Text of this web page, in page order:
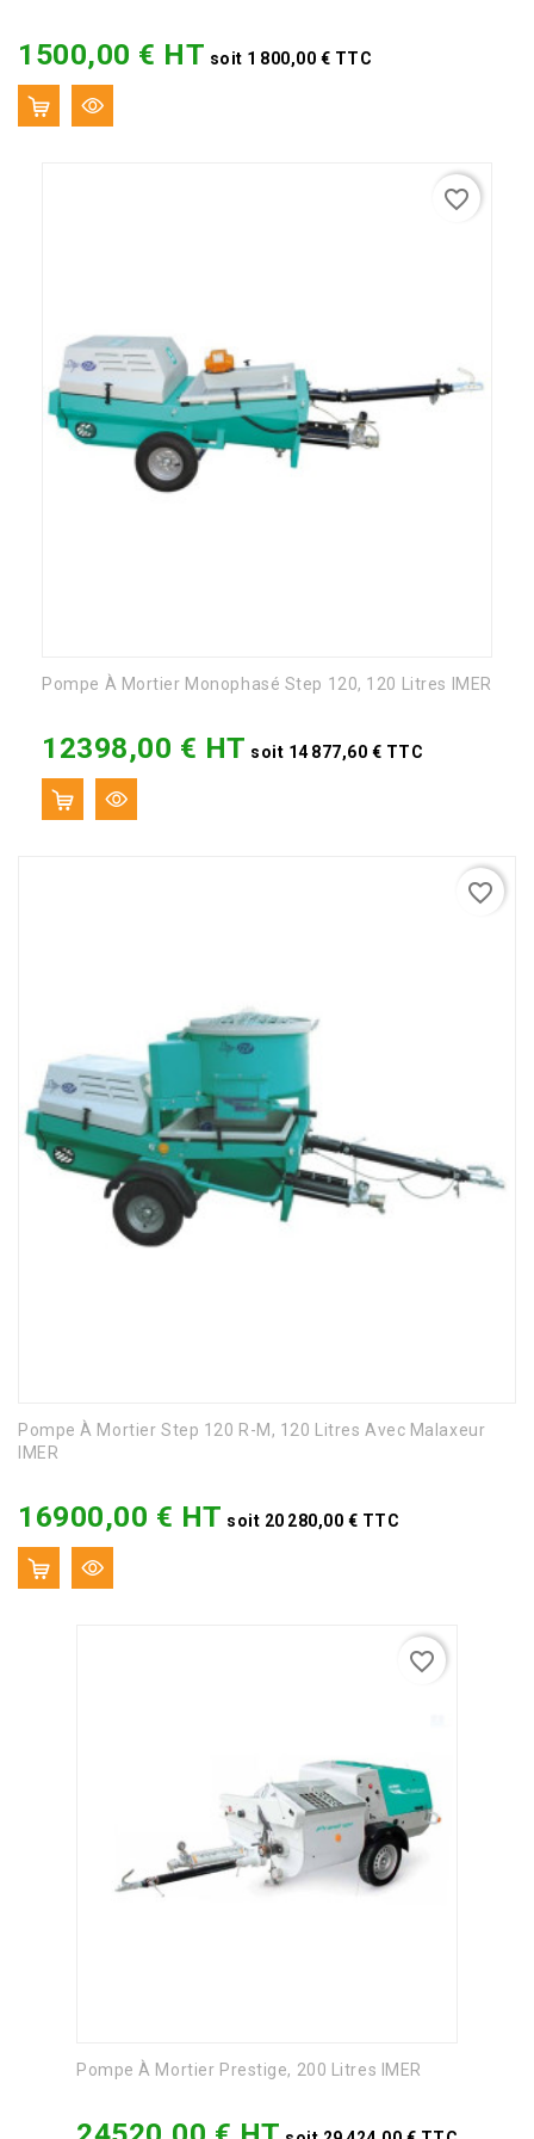
1500,00 € HT soit 1 800,00 € TTC
Pompe À Mortier Monophasé Step 120, 120 Litres IMER
12398,00 € HT soit 14 877,60 € TTC
favorite_border
Pompe À Mortier Step 120 R-M, 120 Litres Avec Malaxeur
IMER
16900,00 € HT soit 20 280,00 € TTC
favorite_border
Pompe À Mortier Prestige, 200 Litres IMER
favorite_border